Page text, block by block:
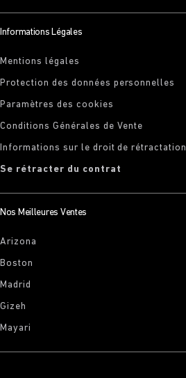
Informations Légales
Mentions légales
Protection des données personnelles
Paramètres des cookies
Conditions Générales de Vente
Informations sur le droit de rétractation
Se rétracter du contrat
Nos Meilleures Ventes
Arizona
Boston
Madrid
Gizeh
Mayari